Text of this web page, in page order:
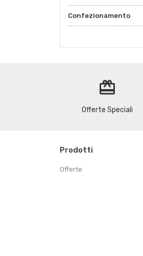
Confezionamento
redeem
Offerte Speciali
Prodotti
Offerte